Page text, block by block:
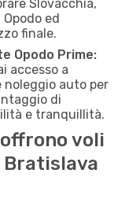
Slovacchia,
ed
finale.
Opodo Prime:
accesso a
noleggio auto per
di
e tranquillità.
voli